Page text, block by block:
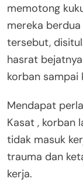
memotong
mereka
tersebut,
hasrat
korban sampai
Mendapat
Kasat , korban
tidak masuk
trauma dan
kerja.